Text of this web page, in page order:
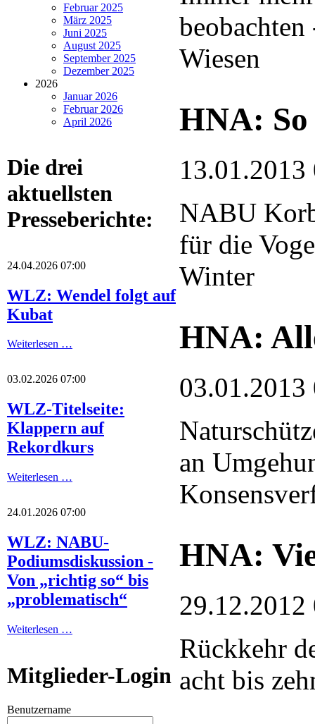
Februar 2025
März 2025
Juni 2025
August 2025
September 2025
Dezember 2025
2026
Januar 2026
Februar 2026
April 2026
Die drei
aktuellsten
Presseberichte:
24.04.2026 07:00
WLZ: Wendel folgt auf
Kubat
Weiterlesen …
03.02.2026 07:00
WLZ-Titelseite:
Klappern auf
Rekordkurs
Weiterlesen …
24.01.2026 07:00
WLZ: NABU-
Podiumsdiskussion -
Von „richtig so“ bis
„problematisch“
Weiterlesen …
Mitglieder-Login
Benutzername
Wiesen
HNA:
13.01.2013
NABU
für die
Winter
HNA:
03.01.2013
an
HNA:
29.12.2012
Rückkehr
acht bis